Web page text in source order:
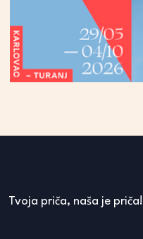
Tvoja priča, naša je priča!